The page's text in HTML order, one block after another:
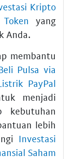
Kripto
yang
Anda.
membantu
Pulsa via
PayPal
menjadi
kebutuhan
lebih
Investasi
Saham